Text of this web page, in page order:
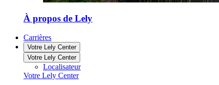
À propos de Lely
Carrières
Votre Lely Center
Votre Lely Center
Localisateur
Votre Lely Center